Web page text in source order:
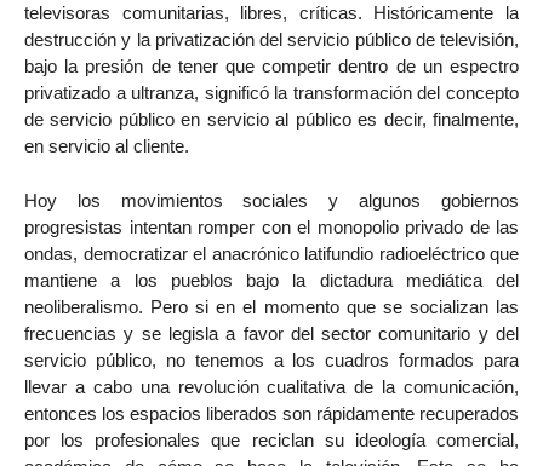
televisoras comunitarias, libres, críticas. Históricamente la
destrucción y la privatización del servicio público de televisión,
bajo la presión de tener que competir dentro de un espectro
privatizado a ultranza, significó la transformación del concepto
de servicio público en servicio al público es decir, finalmente,
en servicio al cliente.
Hoy los movimientos sociales y algunos gobiernos
progresistas intentan romper con el monopolio privado de las
ondas, democratizar el anacrónico latifundio radioeléctrico que
mantiene a los pueblos bajo la dictadura mediática del
neoliberalismo. Pero si en el momento que se socializan las
frecuencias y se legisla a favor del sector comunitario y del
servicio público, no tenemos a los cuadros formados para
llevar a cabo una revolución cualitativa de la comunicación,
entonces los espacios liberados son rápidamente recuperados
por los profesionales que reciclan su ideología comercial,